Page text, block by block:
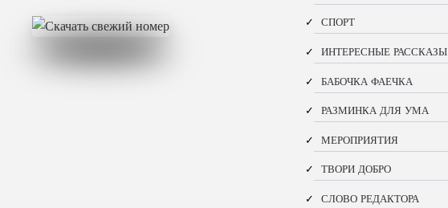
СПОРТ
ИНТЕРЕСНЫЕ РАССКАЗЫ
БАБОЧКА ФАЕЧКА
РАЗМИНКА ДЛЯ УМА
МЕРОПРИЯТИЯ
ТВОРИ ДОБРО
СЛОВО РЕДАКТОРА